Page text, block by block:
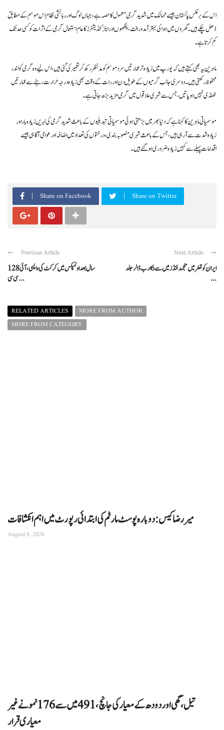
اس کے برعکس پاکستان جیسے ممالک میں شدید گرمی معمول کا حصہ ہے، جہاں لوگ اور رہائشی نظام اس موسم کے مطابق
ڈھل چکے ہیں۔ گھروں میں ہوا کی بہتر آمدورفت، پنکھوں اور ایئر کنڈیشنرز کا عام استعمال گرمی کے اثرات کو کسی حد تک
کم کرتا ہے۔
ماہرین یہ بھی کہتے ہیں کہ یورپ میں زیادہ تر عمارتیں سرد موسم کو مدنظر رکھ کر تعمیر کی گئی ہیں، اس لیے وہ گرمی کو اندر
محفوظ رکھتی ہیں۔ دوسری جانب گرمیوں کے طویل دن اور رات کے وقت بھی زیادہ درجہ حرارت رہنے سے عمارتیں
ٹھنڈی نہیں ہو پاتیں، جس سے شہری علاقوں میں گرمی مزید بڑھ جاتی ہے۔
موسمیاتی ماہرین کا کہنا ہے کہ دنیا بھر میں بڑھتی ہوئی موسمیاتی تبدیلیوں کے باعث شدید گرمی کی لہریں زیادہ بار اور
زیادہ شدت سے آ رہی ہیں، جس کے باعث شہری منصوبہ بندی، درختوں کی تعداد میں اضافہ اور عوامی آگاہی جیسے
اقدامات پہلے سے کہیں زیادہ ضروری ہو گئے ہیں۔
Share on Facebook Share on Twitter
Previous Article
128 سال بعد اولمپکس میں کرکٹ کی واپسی، آئی
سی سی ...
Next Article
ایران کو قطر میں منجمد فنڈز میں سے 6 ارب ڈالر جلد
...
RELATED ARTICLES
MORE FROM AUTHOR
MORE FROM CATEGORY
میر رضا کیس: دوبارہ پوسٹ مارٹم کی ابتدائی رپورٹ میں اہم انکشافات
August 8, 2026
تیل، گھی اور دودھ کے معیار کی جانچ، 491 میں سے 176 نمونے غیر
معیاری قرار